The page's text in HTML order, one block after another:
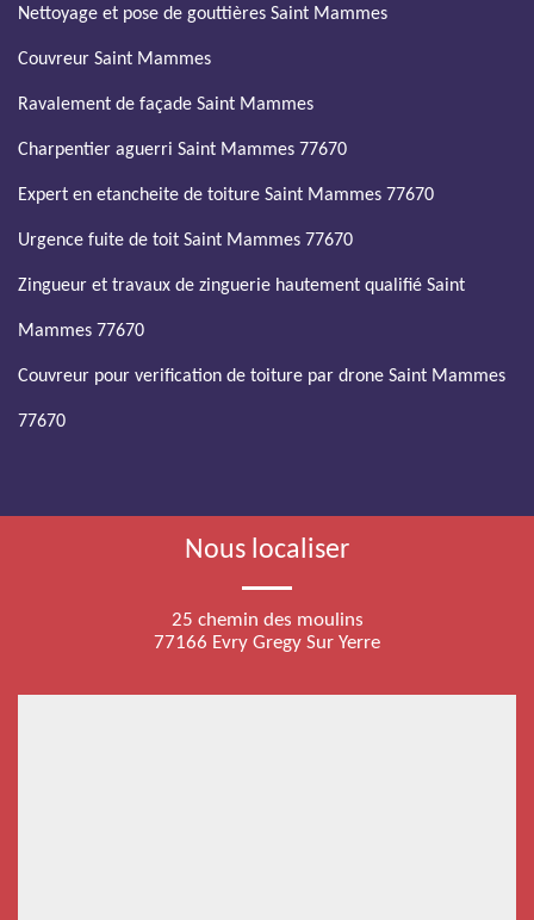
Nettoyage et pose de gouttières Saint Mammes
Couvreur Saint Mammes
Ravalement de façade Saint Mammes
Charpentier aguerri Saint Mammes 77670
Expert en etancheite de toiture Saint Mammes 77670
Urgence fuite de toit Saint Mammes 77670
Zingueur et travaux de zinguerie hautement qualifié Saint
Mammes 77670
Couvreur pour verification de toiture par drone Saint Mammes
77670
Nous localiser
25 chemin des moulins
77166 Evry Gregy Sur Yerre